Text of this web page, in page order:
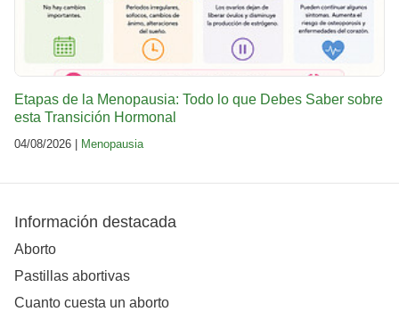
Etapas de la Menopausia: Todo lo que Debes Saber sobre
esta Transición Hormonal
04/08/2026 | Menopausia
Información destacada
Aborto
Pastillas abortivas
Cuanto cuesta un aborto